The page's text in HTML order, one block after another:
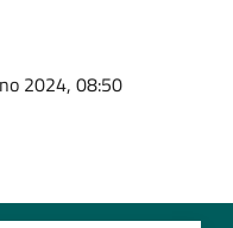
2024, 08:50